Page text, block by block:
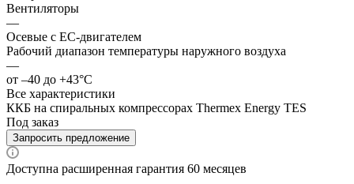
Вентиляторы
—
Осевые с EC-двигателем
Рабочий диапазон температуры наружного воздуха
—
от –40 до +43°С
Все характеристики
ККБ на спиральных компрессорах Thermex Energy TES
Под заказ
Запросить предложение
Доступна расширенная гарантия 60 месяцев